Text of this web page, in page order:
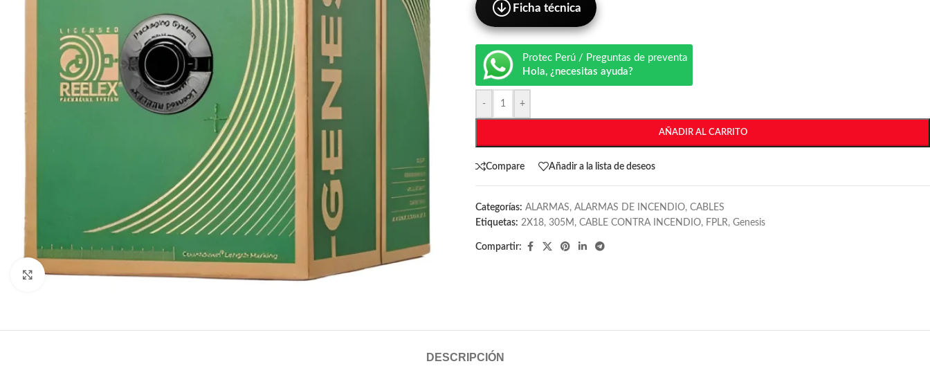
Click to enlarge
Ficha técnica
Protec Perú / Preguntas de preventa
Hola, ¿necesitas ayuda?
- +
AÑADIR AL CARRITO
Compare Añadir a la lista de deseos
Categorías: ALARMAS, ALARMAS DE INCENDIO, CABLES
Etiquetas: 2X18, 305M , CABLE CONTRA INCENDIO, FPLR, Genesis
Compartir:
DESCRIPCIÓN